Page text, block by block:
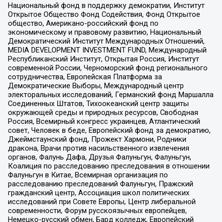
Национальный фонд в поддержку демократии, Институт
Открытое Общество Фонд Содействия, Фонд Открытое
общество, Американо-российский фонд по
экономическому и правовому развитию, Национальный
Демократический Институт Международных Отношений,
MEDIA DEVELOPMENT INVESTMENT FUND, Международный
Республиканский Институт, Открытая Россия, Институт
современной России, Черноморский фонд регионального
сотрудничества, Европейская Платформа за
Демократические Выборы, Международный центр
электоральных исследований, Германский фонд Маршалла
Соединенных Штатов, Тихоокеанский центр защиты
окружающей среды и природных ресурсов, Свободная
Россия, Всемирный конгресс украинцев, Атлантический
совет, Человек в беде, Европейский фонд за демократию,
Джеймстаунский фонд, Прожект Хармони, Родники
дракона, Врачи против насильственного извлечения
органов, Фалунь Дафа, Друзья Фалуньгун, Фалуньгун,
Коалиция по расследованию преследования в отношении
Фалуньгун в Китае, Всемирная организация по
расследованию преследований Фалуньгун, Пражский
гражданский центр, Ассоциация школ политических
исследований при Совете Европы, Центр либеральной
современности, Форум русскоязычных европейцев,
Немецко-русский обмен, Бард колледж, Европейский